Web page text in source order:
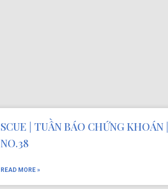
SCUE | TUẦN BÁO CHỨNG KHOÁN |
NO.38
READ MORE »